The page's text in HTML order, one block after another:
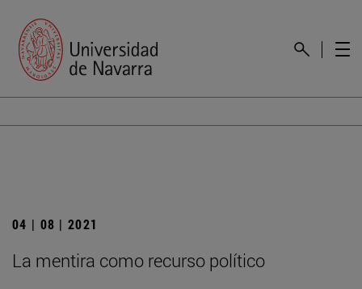
04 | 08 | 2021
La mentira como recurso político